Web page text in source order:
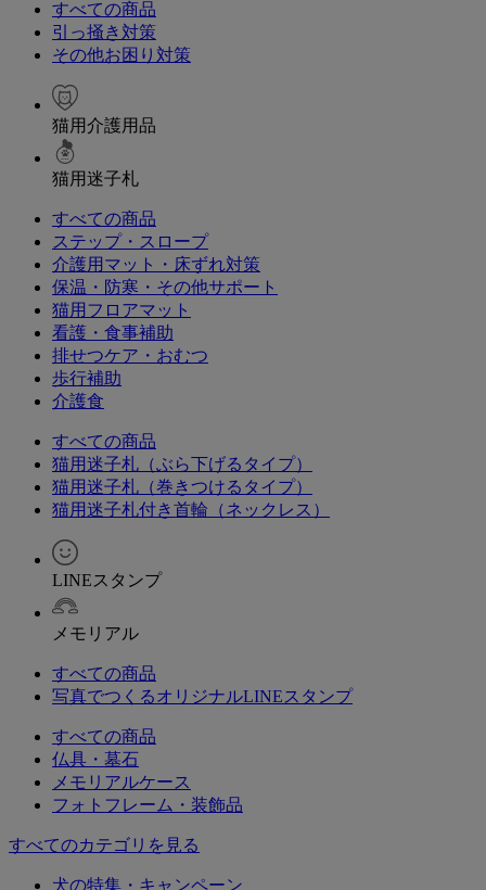
すべての商品
引っ掻き対策
その他お困り対策
猫用介護用品
猫用迷子札
すべての商品
ステップ・スロープ
介護用マット・床ずれ対策
保温・防寒・その他サポート
猫用フロアマット
看護・食事補助
排せつケア・おむつ
歩行補助
介護食
すべての商品
猫用迷子札（ぶら下げるタイプ）
猫用迷子札（巻きつけるタイプ）
猫用迷子札付き首輪（ネックレス）
LINEスタンプ
メモリアル
すべての商品
写真でつくるオリジナルLINEスタンプ
すべての商品
仏具・墓石
メモリアルケース
フォトフレーム・装飾品
すべてのカテゴリを見る
犬の特集・キャンペーン